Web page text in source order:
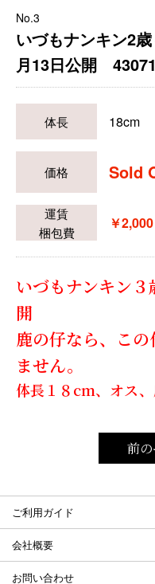
No.3
いづもナンキン2
月13日公開
体長 18cm
価格 Sold
運賃
梱包費
￥
いづもナンキン
開
鹿の仔なら、こ
ません。
体長１８cm、オス
前
ご利用ガイド
会社概要
お問い合わせ